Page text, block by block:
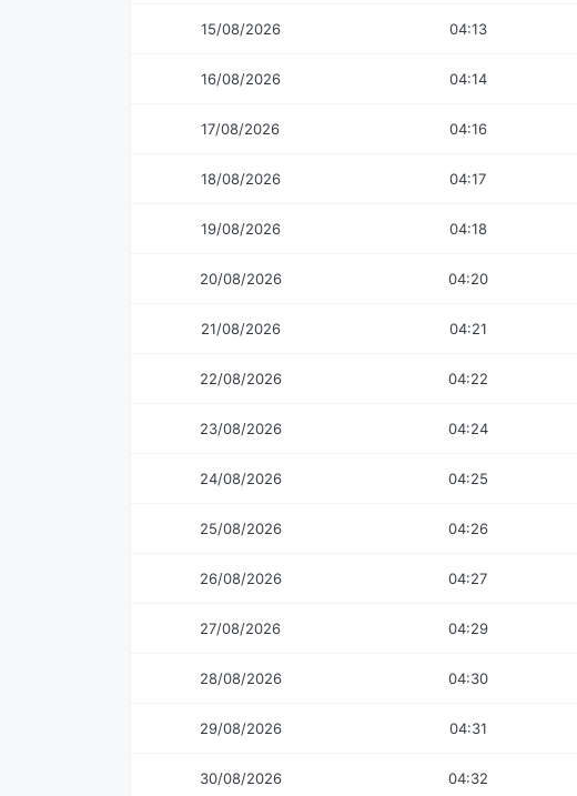
15/08/2026 04:13
16/08/2026 04:14
17/08/2026 04:16
18/08/2026 04:17
19/08/2026 04:18
20/08/2026 04:20
21/08/2026 04:21
22/08/2026 04:22
23/08/2026 04:24
24/08/2026 04:25
25/08/2026 04:26
26/08/2026 04:27
27/08/2026 04:29
28/08/2026 04:30
29/08/2026 04:31
30/08/2026 04:32